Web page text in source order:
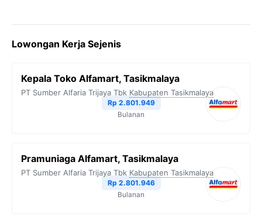
Lowongan Kerja Sejenis
Kepala Toko Alfamart, Tasikmalaya
PT Sumber Alfaria Trijaya Tbk Kabupaten Tasikmalaya
Rp 2.801.949
Bulanan
Pramuniaga Alfamart, Tasikmalaya
PT Sumber Alfaria Trijaya Tbk Kabupaten Tasikmalaya
Rp 2.801.946
Bulanan